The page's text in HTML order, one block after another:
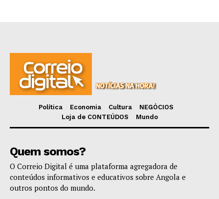
Política Economia Cultura
NEGÓCIOS
Loja de CONTEÚDOS
Mundo
Quem somos?
O Correio Digital é uma plataforma agregadora de
conteúdos informativos e educativos sobre Angola e
outros pontos do mundo.